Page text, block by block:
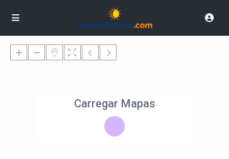
Carregar Mapas